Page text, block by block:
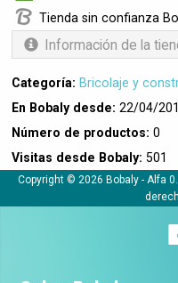
Tienda sin confianza
Información de la
Categoría: Bricolaje y
En Bobaly desde: 22/04/
Número de productos: 0
Visitas desde Bobaly: 501
Copyright © 2026 Bobaly - Alfa